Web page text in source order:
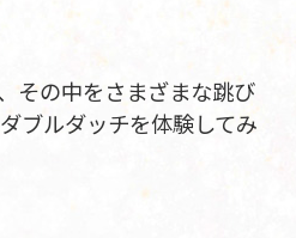
その中をさまざまな跳び
ブルダッチを体験してみ